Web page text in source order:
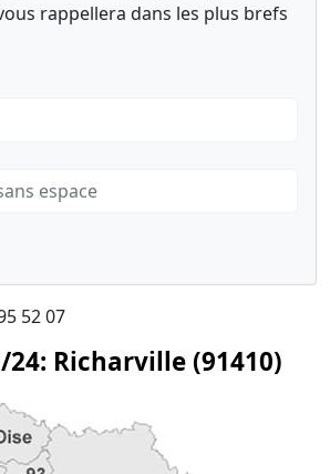
rappellera dans les plus brefs
52 07
Richarville (91410)